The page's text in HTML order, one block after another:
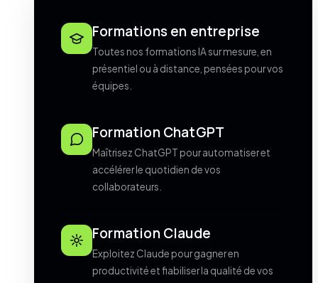
Formations en entreprise
Toutes nos formations IA sur mesure, en
présentiel ou à distance, pensées pour vos
équipes.
Formation ChatGPT
Maîtrisez ChatGPT pour automatiser et
accélérer le quotidien de vos
collaborateurs.
Formation Claude
Exploitez Claude pour gagner en
productivité et fiabiliser la qualité de vos